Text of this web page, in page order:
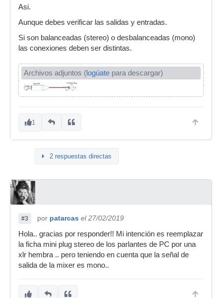
Asi.
Aunque debes verificar las salidas y entradas.
Si son balanceadas (stereo) o desbalanceadas (mono)
las conexiones deben ser distintas.
Archivos adjuntos (logúate para descargar)
1
2 respuestas directas
#3 por patarcas el 27/02/2019
Hola.. gracias por responder!! Mi intención es reemplazar
la ficha mini plug stereo de los parlantes de PC por una
xlr hembra .. pero teniendo en cuenta que la señal de
salida de la mixer es mono..